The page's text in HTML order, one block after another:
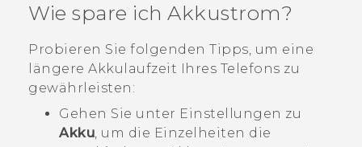
UNTERSTÜTZUNG
HTC-Geräte und Zubehör
Anmelden
Wie spare ich Akkustrom?
Probieren Sie folgenden Tipps, um eine
längere Akkulaufzeit Ihres Telefons zu
gewährleisten:
Gehen Sie unter Einstellungen zu
Akku, um die Einzelheiten die